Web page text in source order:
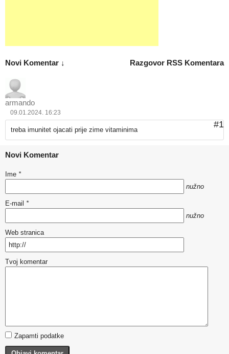
Razgovor RSS Komentara
Novi Komentar ↓
armando
09.01.2024. 16:23
#1
treba imunitet ojacati prije zime vitaminima
Novi Komentar
Ime *
nužno
E-mail *
nužno
Web stranica
Tvoj komentar
Zapamti podatke